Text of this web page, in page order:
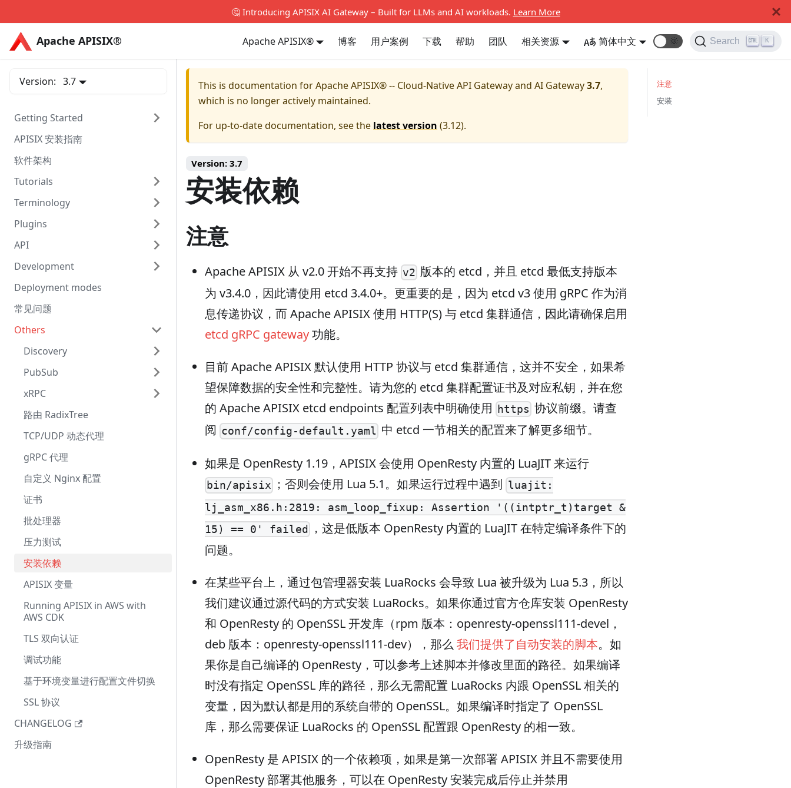
🤔 Introducing APISIX AI Gateway – Built for LLMs and AI workloads. Learn More
Apache APISIX® Apache APISIX® 博客 用户案例 下载 帮助 团队 相关资源 简体中文 🌞 Search K
Apache APISIX®
Version: 3.7
Getting Started
APISIX 安装指南
软件架构
Tutorials
Terminology
Plugins
API
Development
Deployment modes
常见问题
Others
Discovery
PubSub
xRPC
路由 RadixTree
TCP/UDP 动态代理
gRPC 代理
自定义 Nginx 配置
证书
批处理器
压力测试
安装依赖
APISIX 变量
Running APISIX in AWS with
AWS CDK
TLS 双向认证
调试功能
基于环境变量进行配置文件切换
SSL 协议
CHANGELOG
升级指南
This is documentation forApache APISIX® -- Cloud-Native API Gateway and AI Gateway3.7,
which is no longer actively maintained.
For up-to-date documentation, see the latest version (3.12).
Version: 3.7
安装依赖
注意
Apache APISIX 从 v2.0 开始不再支持 v2 版本的 etcd，并且 etcd 最低支持版本
为 v3.4.0，因此请使用 etcd 3.4.0+。更重要的是，因为 etcd v3 使用 gRPC 作为消
息传递协议，而 Apache APISIX 使用 HTTP(S) 与 etcd 集群通信，因此请确保启用
etcd gRPC gateway功能。
目前 Apache APISIX 默认使用 HTTP 协议与 etcd 集群通信，这并不安全，如果希
望保障数据的安全性和完整性。请为您的 etcd 集群配置证书及对应私钥，并在您
的 Apache APISIX etcd endpoints 配置列表中明确使用
https 协议前缀。请查
阅 conf/config-default.yaml 中 etcd 一节相关的配置来了解更多细节。
如果是 OpenResty 1.19，APISIX 会使用 OpenResty 内置的 LuaJIT 来运行
bin/apisix ；否则会使用 Lua 5.1。如果运行过程中遇到 luajit:
lj_asm_x86.h:2819: asm_loop_fixup: Assertion '((intptr_t)target &
15) == 0' failed
，这是低版本 OpenResty 内置的 LuaJIT 在特定编译条件下的
问题。
在某些平台上，通过包管理器安装 LuaRocks 会导致 Lua 被升级为 Lua 5.3，所以
我们建议通过源代码的方式安装 LuaRocks。如果你通过官方仓库安装 OpenResty
和 OpenResty 的 OpenSSL 开发库（rpm 版本：openresty-openssl111-devel，
deb 版本：openresty-openssl111-dev），那么 我们提供了自动安装的脚本。如
果你是自己编译的 OpenResty，可以参考上述脚本并修改里面的路径。如果编译
时没有指定 OpenSSL 库的路径，那么无需配置 LuaRocks 内跟 OpenSSL 相关的
变量，因为默认都是用的系统自带的 OpenSSL。如果编译时指定了 OpenSSL
库，那么需要保证 LuaRocks 的 OpenSSL 配置跟 OpenResty 的相一致。
OpenResty 是 APISIX 的一个依赖项，如果是第一次部署 APISIX 并且不需要使用
OpenResty 部署其他服务，可以在 OpenResty 安装完成后停止并禁用
注意
安装